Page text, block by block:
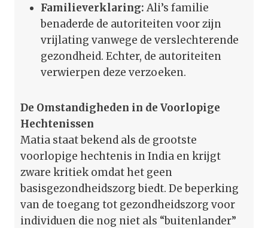
Familieverklaring: Ali’s familie
benaderde de autoriteiten voor zijn
vrijlating vanwege de verslechterende
gezondheid. Echter, de autoriteiten
verwierpen deze verzoeken.
De Omstandigheden in de Voorlopige
Hechtenissen
Matia staat bekend als de grootste
voorlopige hechtenis in India en krijgt
zware kritiek omdat het geen
basisgezondheidszorg biedt. De beperking
van de toegang tot gezondheidszorg voor
individuen die nog niet als “buitenlander”